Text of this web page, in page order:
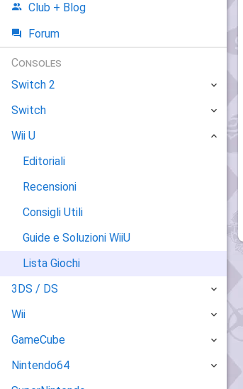
Club + Blog
Forum
Consoles
Switch 2
Switch
Wii U
Editoriali
Recensioni
Consigli Utili
Guide e Soluzioni WiiU
Lista Giochi
3DS / DS
Wii
GameCube
Nintendo64